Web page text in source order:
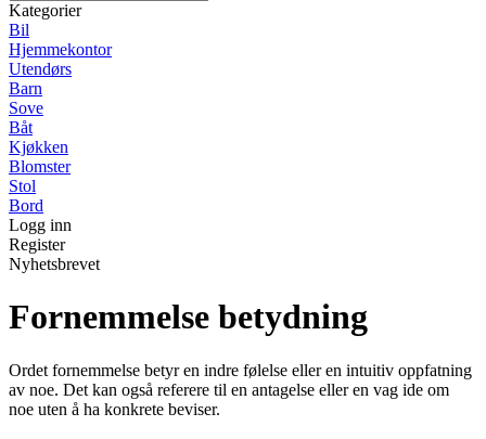
Kategorier
Bil
Hjemmekontor
Utendørs
Barn
Sove
Båt
Kjøkken
Blomster
Stol
Bord
Logg inn
Register
Nyhetsbrevet
Fornemmelse betydning
Ordet fornemmelse betyr en indre følelse eller en intuitiv oppfatning
av noe. Det kan også referere til en antagelse eller en vag ide om
noe uten å ha konkrete beviser.